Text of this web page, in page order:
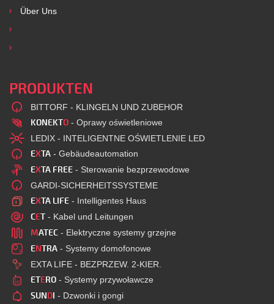
Über Uns
PRODUKTEN
BITTORF - KLINGELN UND ZUBEHOR
KONEKTO - Oprawy oświetleniowe
LEDIX - INTELIGENTNE OŚWIETLENIE LED
EXTA - Gebäudeautomation
EXTA FREE - Sterowanie bezprzewodowe
GARDI-SICHERHEITSSYSTEME
EXTA LIFE - Intelligentes Haus
CET - Kabel und Leitungen
MATEC - Elektryczne systemy grzejne
ENTRA - Systemy domofonowe
EXTA LIFE - BEZPRZEW. 2-KIER.
ETERO - Systemy przywoławcze
SUNDI - Dzwonki i gongi